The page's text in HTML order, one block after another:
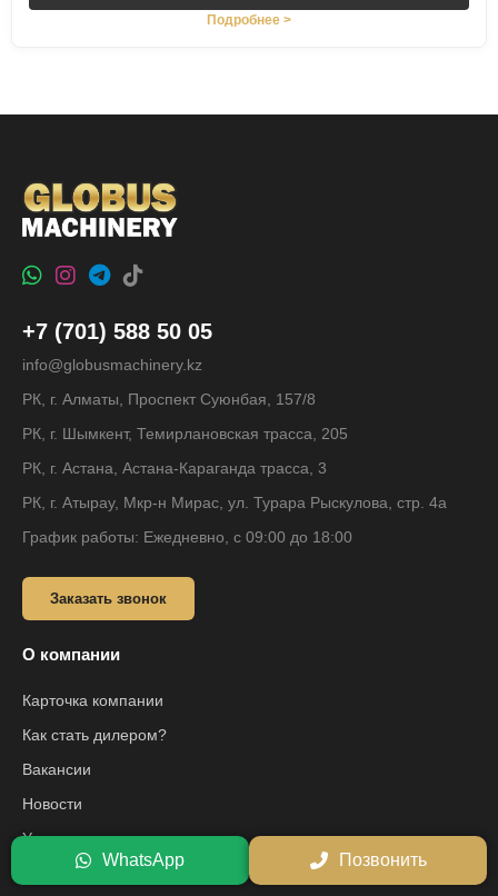
WhatsApp Позвонить
Подробнее >
+7 (701) 588 50 05
info@globusmachinery.kz
РК, г. Алматы, Проспект Суюнбая, 157/8
РК, г. Шымкент, Темирлановская трасса, 205
РК, г. Астана, Астана-Караганда трасса, 3
РК, г. Атырау, Мкр-н Мирас, ул. Турара Рыскулова, стр. 4а
График работы: Ежедневно, с 09:00 до 18:00
Заказать звонок
О компании
Карточка компании
Как стать дилером?
Вакансии
Новости
Услуги
Контакты